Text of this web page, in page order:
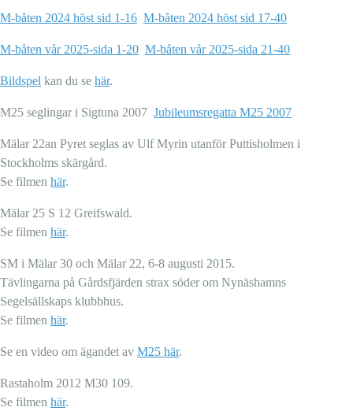
M-båten 2024 höst sid 1-16 M-båten 2024 höst sid 17-40
M-båten vår 2025-sida 1-20 M-båten vår 2025-sida 21-40
Bildspel kan du se här.
M25 seglingar i Sigtuna 2007 Jubileumsregatta M25 2007
Mälar 22an Pyret seglas av Ulf Myrin utanför Puttisholmen i
Stockholms skärgård.
Se filmen här.
Mälar 25 S 12 Greifswald.
Se filmen här.
SM i Mälar 30 och Mälar 22, 6-8 augusti 2015.
Tävlingarna på Gårdsfjärden strax söder om Nynäshamns
Segelsällskaps klubbhus.
Se filmen här.
Se en video om ägandet av M25 här.
Rastaholm 2012 M30 109.
Se filmen här.